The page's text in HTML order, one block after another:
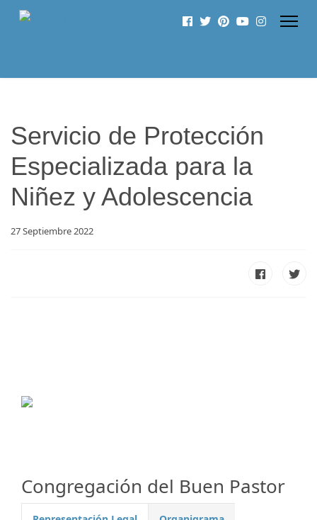
Servicio de Protección
Especializada para la
Niñez y Adolescencia
27 Septiembre 2022
Congregación del Buen Pastor